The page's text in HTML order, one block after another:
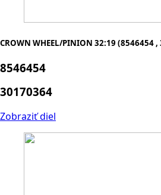
CROWN WHEEL/PINION 32:19 (8546454
8546454
30170364
Zobraziť diel